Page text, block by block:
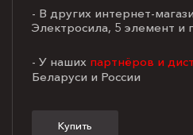
- В других интернет-
Электросила, 5 элемент и
- У наших партнёров и
Беларуси и России
Купить